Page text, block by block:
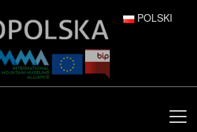
POLSKI
ENGLISH
ESPAÑOL